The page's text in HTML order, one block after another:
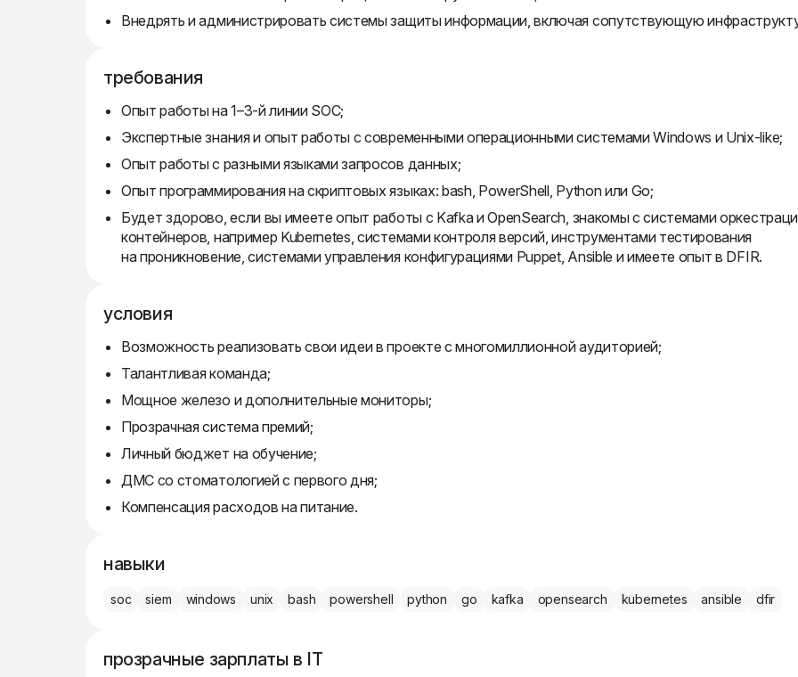
Внедрять и администрировать системы защиты информации, включая сопутствующую
требования
Опыт работы на 1–3-й линии SOC;
Экспертные знания и опыт работы с современными операционными системами Windows и Unix-like;
Опыт работы с разными языками запросов данных;
Опыт программирования на скриптовых языках: bash, PowerShell, Python или Go;
Будет здорово, если вы имеете опыт работы с Kafka и OpenSearch, знакомы с системами
контейнеров, например Kubernetes, системами контроля версий, инструментами тестирования
на проникновение, системами управления конфигурациями Puppet, Ansible и имеете опыт в DFIR.
условия
Возможность реализовать свои идеи в проекте с многомиллионной аудиторией;
Талантливая команда;
Мощное железо и дополнительные мониторы;
Прозрачная система премий;
Личный бюджет на обучение;
ДМС со стоматологией с первого дня;
Компенсация расходов на питание.
навыки
soc siem windows unix bash powershell python go kafka opensearch kubernetes ansible dfir
прозрачные зарплаты в IT